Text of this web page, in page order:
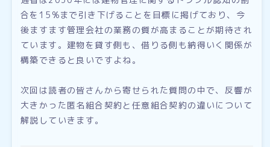
合を15%まで引き下げることを目標に掲げており、今
後ますます管理会社の業務の質が高まることが期待され
ています。建物を貸す側も、借りる側も納得いく関係が
構築できると良いですよね。
次回は読者の皆さんから寄せられた質問の中で、反響が
大きかった匿名組合契約と任意組合契約の違いについて
解説していきます。